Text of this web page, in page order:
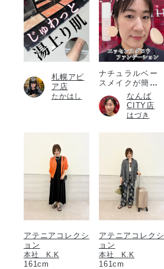
札幌アピ
ア店
たかはし
ナチュラルベー
スメイクが簡単
なんば
CITY店
はづき
アテニアコレクシ
ョン
本社 K.K
161cm
アテニアコレクシ
ョン
本社 K.K
161cm